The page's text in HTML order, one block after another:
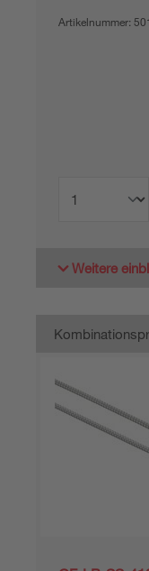
Artikelnummer:
Weitere